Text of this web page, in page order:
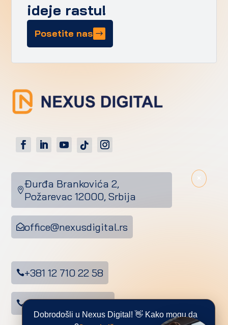
ideje rastu!
Posetite nas
Đurđa Brankovića 2,
Požarevac 12000, Srbija
office@nexusdigital.rs
+381 12 710 22 58
+381 66 802 22 72
Dobrodošli u Nexus Digital! 👋 Kako mogu da